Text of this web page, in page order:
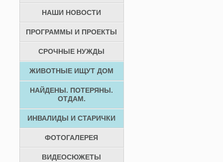
НАШИ НОВОСТИ
ПРОГРАММЫ И ПРОЕКТЫ
СРОЧНЫЕ НУЖДЫ
ЖИВОТНЫЕ ИЩУТ ДОМ
НАЙДЕНЫ. ПОТЕРЯНЫ.
ОТДАМ.
ИНВАЛИДЫ И СТАРИЧКИ
ФОТОГАЛЕРЕЯ
ВИДЕОСЮЖЕТЫ